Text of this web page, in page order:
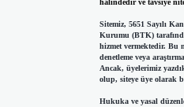
halindedir ve tavsiye
Sitemiz, 5651 Sayılı
Kurumu (BTK)
hizmet vermektedir. Bu
denetleme veya
Ancak, üyelerimiz
olup, siteye üye olarak
Hukuka ve yasal